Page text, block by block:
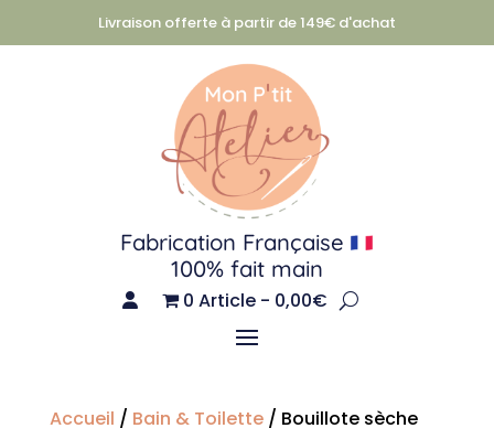
Livraison offerte à partir de 149€ d'achat
Fabrication Française
100% fait main
0 Article 0,00€
Accueil / Bain & Toilette/ Bouillote sèche